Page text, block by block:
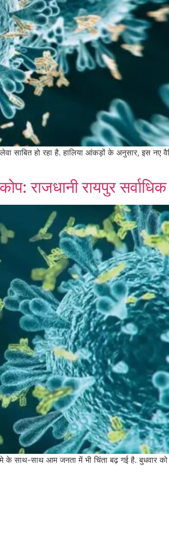
साबित हो रहा है. हालिया आंकड़ों के अनुसार, इस नए
राजधानी रायपुर सर्वाधिक
के साथ-साथ आम जनता में भी चिंता बढ़ गई है. बुधवार को